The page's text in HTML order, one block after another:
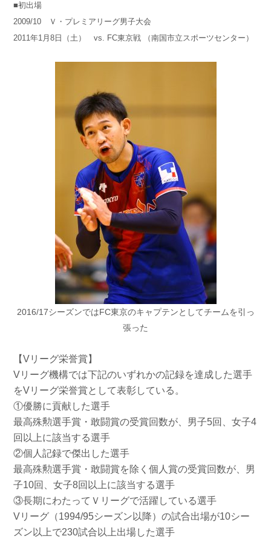
■初出場
2009/10 Ｖ・プレミアリーグ男子大会
2011年1月8日（土） vs. FC東京戦 （南国市立スポーツセンター）
2016/17シーズンではFC東京のキャプテンとしてチームを引っ
張った
【Vリーグ栄誉賞】
Vリーグ機構では下記のいずれかの記録を達成した選手
をVリーグ栄誉賞として表彰している。
①優勝に貢献した選手
最高殊勲選手賞・敢闘賞の受賞回数が、男子5回、女子4
回以上に該当する選手
②個人記録で傑出した選手
最高殊勲選手賞・敢闘賞を除く個人賞の受賞回数が、男
子10回、女子8回以上に該当する選手
③長期にわたってＶリーグで活躍している選手
Vリーグ（1994/95シーズン以降）の試合出場が10シー
ズン以上で230試合以上出場した選手